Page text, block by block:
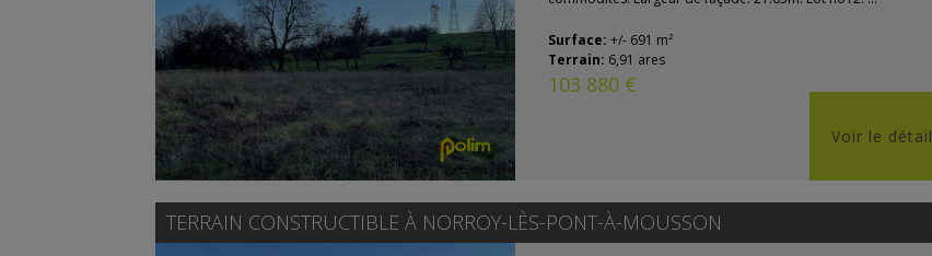
Surface: +/- 691 m²
Terrain: 6,91 ares
103 880 €
Voir le détail
TERRAIN CONSTRUCTIBLE À NORROY-LÈS-PONT-À-MOUSSON